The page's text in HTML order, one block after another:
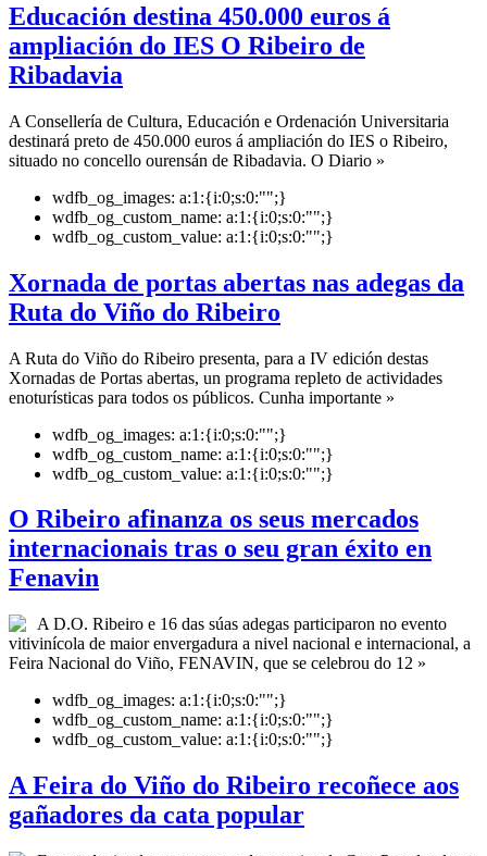
Educación destina 450.000 euros á
ampliación do IES O Ribeiro de
Ribadavia
A Consellería de Cultura, Educación e Ordenación Universitaria
destinará preto de 450.000 euros á ampliación do IES o Ribeiro,
situado no concello ourensán de Ribadavia. O Diario »
wdfb_og_images: a:1:{i:0;s:0:"";}
wdfb_og_custom_name: a:1:{i:0;s:0:"";}
wdfb_og_custom_value: a:1:{i:0;s:0:"";}
Xornada de portas abertas nas adegas da
Ruta do Viño do Ribeiro
A Ruta do Viño do Ribeiro presenta, para a IV edición destas
Xornadas de Portas abertas, un programa repleto de actividades
enoturísticas para todos os públicos. Cunha importante »
wdfb_og_images: a:1:{i:0;s:0:"";}
wdfb_og_custom_name: a:1:{i:0;s:0:"";}
wdfb_og_custom_value: a:1:{i:0;s:0:"";}
O Ribeiro afinanza os seus mercados
internacionais tras o seu gran éxito en
Fenavin
A D.O. Ribeiro e 16 das súas adegas participaron no evento
vitivinícola de maior envergadura a nivel nacional e internacional, a
Feira Nacional do Viño, FENAVIN, que se celebrou do 12 »
wdfb_og_images: a:1:{i:0;s:0:"";}
wdfb_og_custom_name: a:1:{i:0;s:0:"";}
wdfb_og_custom_value: a:1:{i:0;s:0:"";}
A Feira do Viño do Ribeiro recoñece aos
gañadores da cata popular